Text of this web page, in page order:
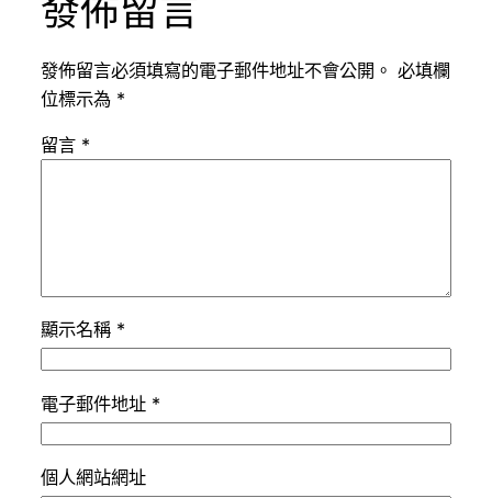
發佈留言
發佈留言必須填寫的電子郵件地址不會公開。 必填欄
位標示為 *
留言 *
顯示名稱 *
電子郵件地址 *
個人網站網址